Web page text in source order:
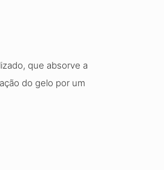
que absorve a
do gelo por um